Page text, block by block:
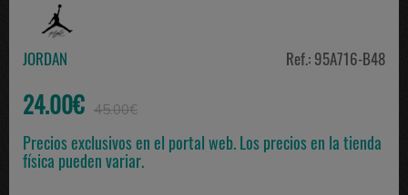
JORDAN Ref.: 95A716-B48
24.00€ 45.00€
Precios exclusivos en el portal web. Los precios en la tienda
física pueden variar.